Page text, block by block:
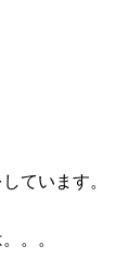
ています。
。。